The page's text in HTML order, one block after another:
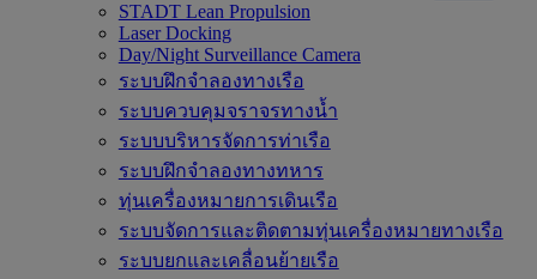
STADT Lean Propulsion
Laser Docking
Day/Night Surveillance Camera
ระบบฝึกจำลองทางเรือ
ระบบควบคุมจราจรทางน้ำ
ระบบบริหารจัดการท่าเรือ
ระบบฝึกจำลองทางทหาร
ทุ่นเครื่องหมายการเดินเรือ
ระบบจัดการและติดตามทุ่นเครื่องหมายทางเรือ
ระบบยกและเคลื่อนย้ายเรือ